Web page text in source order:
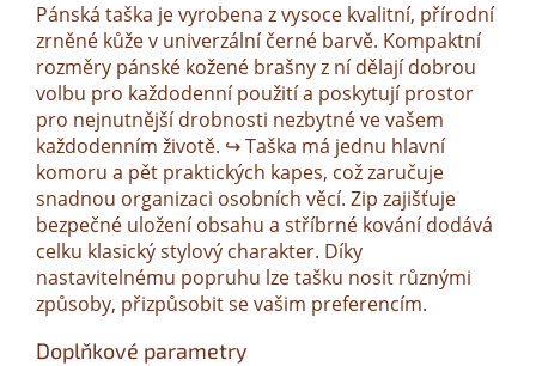
Pánská taška je vyrobena z vysoce kvalitní, přírodní
zrněné kůže v univerzální černé barvě. Kompaktní
rozměry pánské kožené brašny z ní dělají dobrou
volbu pro každodenní použití a poskytují prostor
pro nejnutnější drobnosti nezbytné ve vašem
každodenním životě. ↪️ Taška má jednu hlavní
komoru a pět praktických kapes, což zaručuje
snadnou organizaci osobních věcí. Zip zajišťuje
bezpečné uložení obsahu a stříbrné kování dodává
celku klasický stylový charakter. Díky
nastavitelnému popruhu lze tašku nosit různými
způsoby, přizpůsobit se vašim preferencím.
Doplňkové parametry